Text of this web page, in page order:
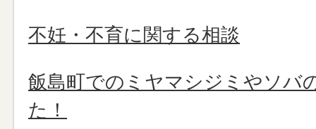
不妊・不育に関する相談
飯島町でのミヤマシジミやソバ
た！